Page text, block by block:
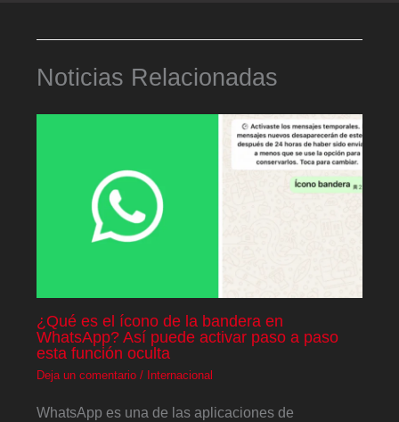
Noticias Relacionadas
¿Qué es el ícono de la bandera en
WhatsApp? Así puede activar paso a paso
esta función oculta
Deja un comentario / Internacional
WhatsApp es una de las aplicaciones de